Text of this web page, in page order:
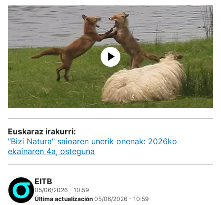
Euskaraz irakurri:
"Bizi Natura" saioaren unerik onenak: 2026ko
ekainaren 4a, osteguna
EITB
05/06/2026 - 10:59
Última actualización 05/06/2026 - 10:59